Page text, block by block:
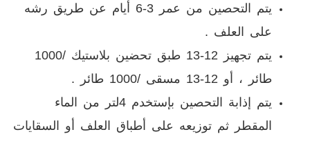
يتم التحصين من عمر 3-6 أيام عن طريق رشه
على العلف .
يتم تجهيز 12-13 طبق تحضين بلاستيك /1000
طائر ، أو 12-13 مسقى /1000 طائر .
يتم إذابة التحصين بإستخدم 4لتر من الماء
المقطر ثم توزيعه على أطباق العلف أو السقايات